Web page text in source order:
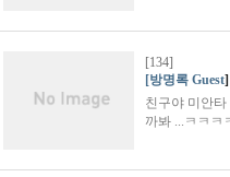
[134]
[방명록 Guest]
친구야 미안
까봐 ...ㅋㅋㅋ